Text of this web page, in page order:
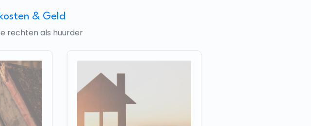
& Geld
rechten als huurder